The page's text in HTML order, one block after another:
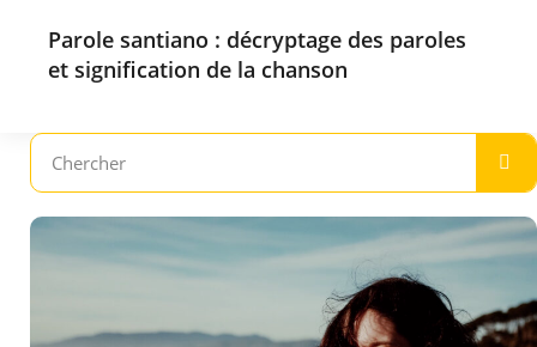
Parole santiano : décryptage des paroles
et signification de la chanson